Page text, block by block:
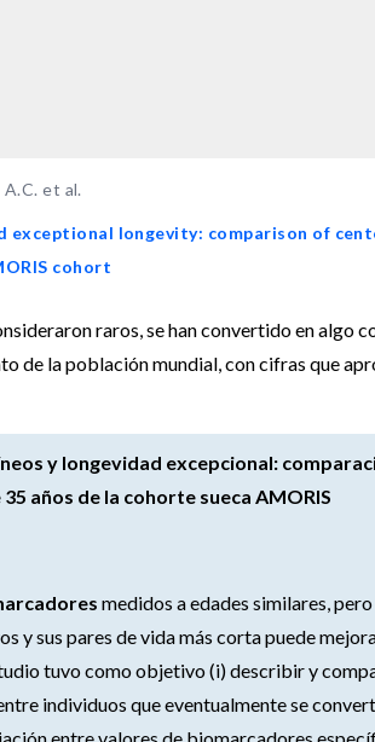
et al.
exceptional longevity: comparison of
cohort
raros, se han convertido en algo
de la población mundial, con cifras que
y longevidad excepcional:
años de la cohorte sueca AMORIS
medidos a edades similares,
y sus pares de vida más corta puede
tuvo como objetivo (i) describir y
individuos que eventualmente se
entre valores de biomarcadores